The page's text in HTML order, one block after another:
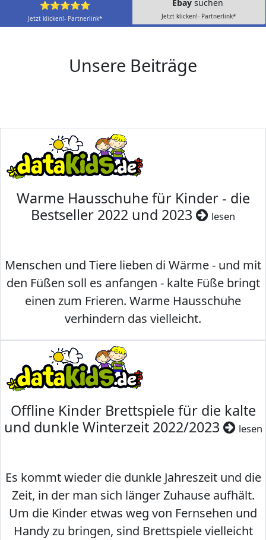
⭐⭐⭐⭐⭐
Jetzt klicken!- Partnerlink*
Ebay suchen
Jetzt klicken!- Partnerlink*
Unsere Beiträge
Warme Hausschuhe für Kinder - die
Bestseller 2022 und 2023
lesen
Menschen und Tiere lieben di Wärme - und mit
den Füßen soll es anfangen - kalte Füße bringt
einen zum Frieren. Warme Hausschuhe
verhindern das vielleicht.
Offline Kinder Brettspiele für die kalte
und dunkle Winterzeit 2022/2023
lesen
Es kommt wieder die dunkle Jahreszeit und die
Zeit, in der man sich länger Zuhause aufhält.
Um die Kinder etwas weg von Fernsehen und
Handy zu bringen, sind Brettspiele vielleicht